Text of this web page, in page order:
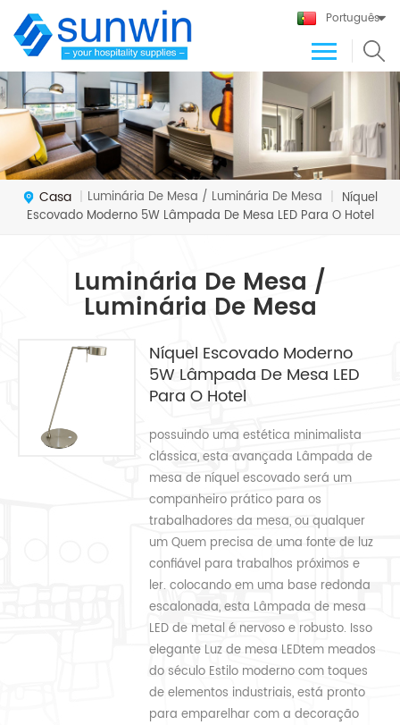
Português
Casa | Luminária De Mesa / Luminária De Mesa | Níquel
Escovado Moderno 5W Lâmpada De Mesa LED Para O Hotel
Luminária De Mesa /
Luminária De Mesa
Níquel Escovado Moderno
5W Lâmpada De Mesa LED
Para O Hotel
possuindo uma estética minimalista
clássica, esta avançada Lâmpada de
mesa de níquel escovado será um
companheiro prático para os
trabalhadores da mesa, ou qualquer
um Quem precisa de uma fonte de luz
confiável para trabalhos próximos e
ler. colocando em uma base redonda
escalonada, esta Lâmpada de mesa
LED de metal é nervoso e robusto. Isso
elegante Luz de mesa LEDtem meados
do século Estilo moderno com toques
de elementos industriais, está pronto
para emparelhar com a decoração